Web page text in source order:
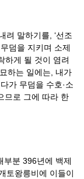
려 말하기를, ‘선조
덤을 지키며 소제
하게 될 것이 염려
하는 일에는, 내가
가 무덤을 수호·소
므로 그에 따라 한
부분 396년에 백제
토왕릉비에 이들이